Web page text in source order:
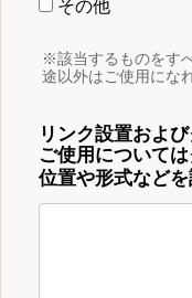
その他
※該当するものをす
途以外はご使用にな
リンク設置およ
ご使用について
位置や形式など